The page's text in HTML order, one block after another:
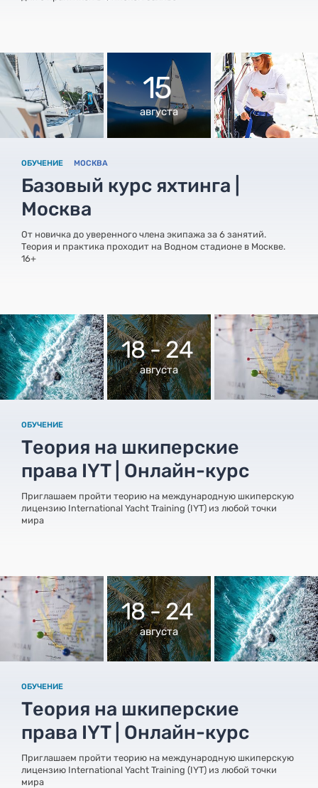
15
августа
ОБУЧЕНИЕ МОСКВА
Базовый курс яхтинга |
Москва
От новичка до уверенного члена экипажа за 6 занятий.
Теория и практика проходит на Водном стадионе в Москве.
16+
18 - 24
августа
ОБУЧЕНИЕ
Теория на шкиперские
права IYT | Онлайн-курс
Приглашаем пройти теорию на международную шкиперскую
лицензию International Yacht Training (IYT) из любой точки
мира
18 - 24
августа
ОБУЧЕНИЕ
Теория на шкиперские
права IYT | Онлайн-курс
Приглашаем пройти теорию на международную шкиперскую
лицензию International Yacht Training (IYT) из любой точки
мира